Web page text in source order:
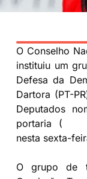
O Conselho
instituiu um
Defesa da
Dartora (PT-
Deputados
portaria (
nesta sexta-
O grupo de